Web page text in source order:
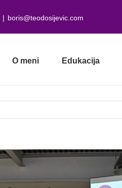
| boris@teodosijevic.com
O meni Edukacija